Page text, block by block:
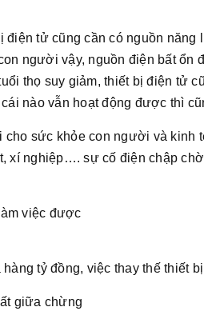
tử cũng cần có nguồn
người vậy, nguồn điện bất ổn
thọ suy giảm, thiết bị điện tử
nào vẫn hoạt động được thì
sức khỏe con người và kinh
xí nghiệp…. sự cố điện chập
việc được
tỷ đồng, việc thay thế thiết
giữa chừng